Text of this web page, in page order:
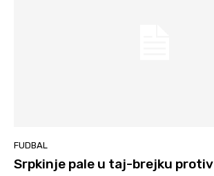
FUDBAL
Srpkinje pale u taj-brejku